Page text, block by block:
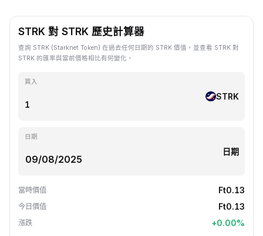
STRK 對 STRK 歷史計算器
查詢 STRK (Starknet Token) 在過去任何日期的 STRK 價值，並查看 STRK 對
STRK 的匯率與當前價格相比有何變化。
買入
STRK
日期
日期
當時價值 Ft0.13
今日價值 Ft0.13
漲跌 +0.00%